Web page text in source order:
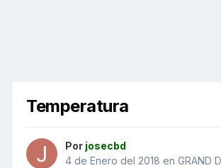
Temperatura
Por josecbd
4 de Enero del 2018 en GRAND